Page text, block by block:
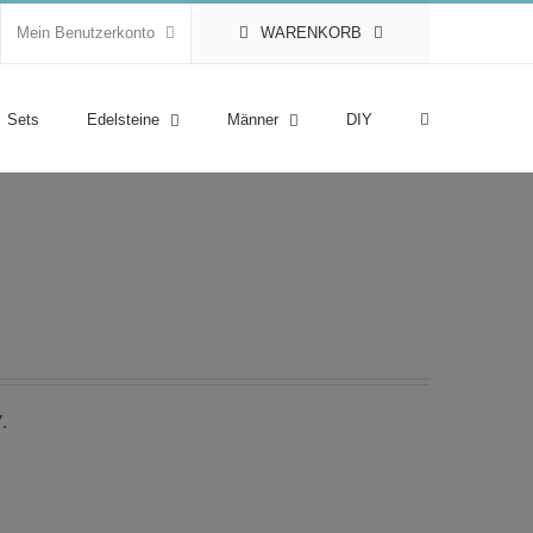
Mein Benutzerkonto WARENKORB
Sets Edelsteine Männer DIY